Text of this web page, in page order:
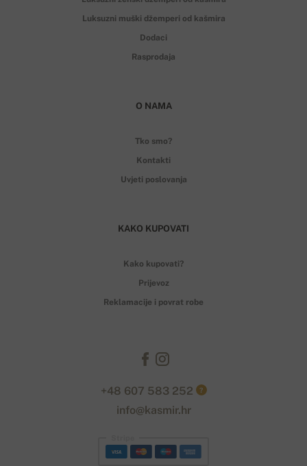
Luksuzni muški džemperi od kašmira
Dodaci
Rasprodaja
O NAMA
Tko smo?
Kontakti
Uvjeti poslovanja
KAKO KUPOVATI
Kako kupovati?
Prijevoz
Reklamacije i povrat robe
+48 607 583 252 ?
info@kasmir.hr